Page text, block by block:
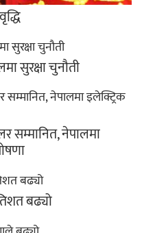
सुरक्षा चुनौती
सम्मानित, नेपालमा
बढ्यो